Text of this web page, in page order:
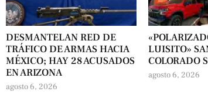
DESMANTELAN RED DE
TRÁFICO DE ARMAS HACIA
MÉXICO; HAY 28 ACUSADOS
EN ARIZONA
agosto 6, 2026
LUISITO»
COLORADO
agosto 6, 2026